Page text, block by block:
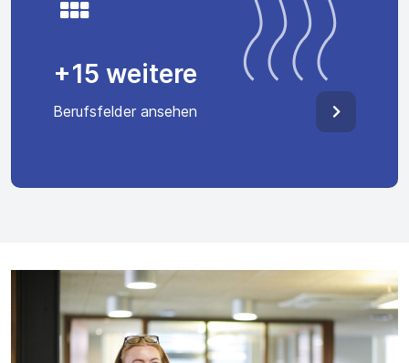
+15 weitere
Berufsfelder ansehen